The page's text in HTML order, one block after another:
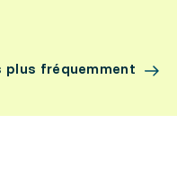
plus fréquemment